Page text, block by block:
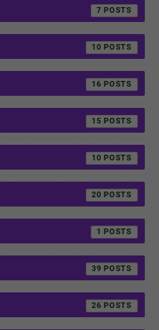
7
10
16
15
10
20
1
39
26